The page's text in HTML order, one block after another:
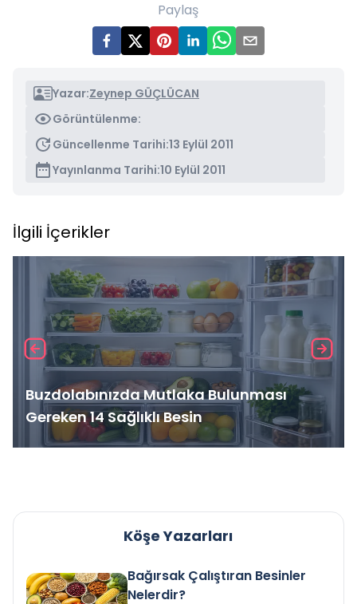
Paylaş
Yazar:Zeynep GÜÇLÜCAN
Görüntülenme:
Güncellenme Tarihi:13 Eylül 2011
Yayınlanma Tarihi:10 Eylül 2011
İlgili İçerikler
Buzdolabınızda Mutlaka Bulunması
Gereken 14 Sağlıklı Besin
Köşe Yazarları
Bağırsak Çalıştıran Besinler
Nelerdir?